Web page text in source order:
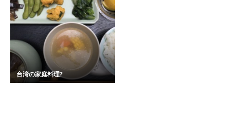
台湾の家庭料理?